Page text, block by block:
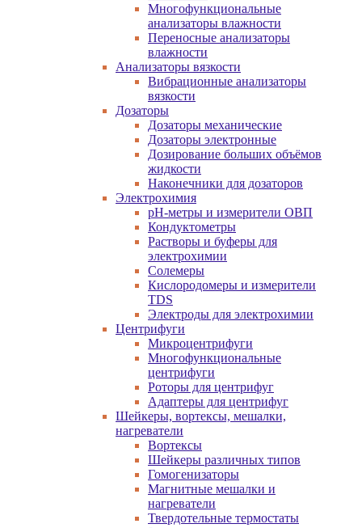
Многофункциональные
анализаторы влажности
Переносные анализаторы
влажности
Анализаторы вязкости
Вибрационные анализаторы
вязкости
Дозаторы
Дозаторы механические
Дозаторы электронные
Дозирование больших объёмов
жидкости
Наконечники для дозаторов
Электрохимия
pH-метры и измерители ОВП
Кондуктометры
Растворы и буферы для
электрохимии
Солемеры
Кислородомеры и измерители
TDS
Электроды для электрохимии
Центрифуги
Микроцентрифуги
Многофункциональные
центрифуги
Роторы для центрифуг
Адаптеры для центрифуг
Шейкеры, вортексы, мешалки,
нагреватели
Вортексы
Шейкеры различных типов
Гомогенизаторы
Магнитные мешалки и
нагреватели
Твердотельные термостаты